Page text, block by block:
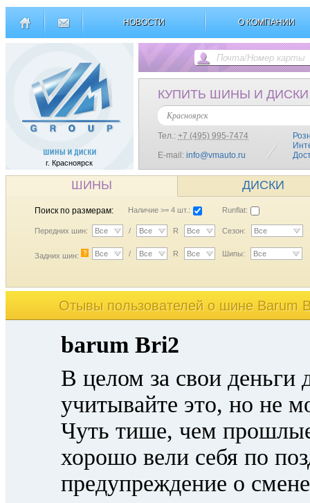
НОВОСТИ О КОМПАНИИ
г. Красноярск
КУПИТЬ ШИНЫ И ДИСКИ
Красноярск
Тел.: +7 (495) 995-7474
E-mail: info@vmauto.ru
ШИНЫ ДИСКИ
Поиск по размерам: Наличие >= 4 шт.: Runflat:
Передних шин: Все / Все R Все Сезон: Все
Задних шин: ? Все / Все R Все Шипы: Все
Отывы пользователей o шине Barum
barum Bri2
В целом за свои деньги
учитывайте это, но не
Чуть тише, чем
хорошо вели себя по
предупреждение о